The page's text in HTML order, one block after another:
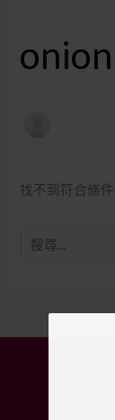
onion
找不到符合條